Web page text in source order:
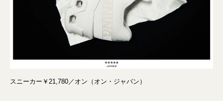
スニーカー￥21,780／オン（オン・ジャパン）